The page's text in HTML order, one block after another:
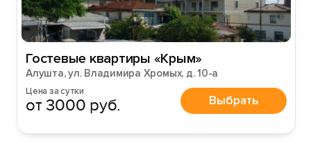
Гостевые квартиры «Крым»
Алушта, ул. Владимира Хромых, д. 10-а
Цена за сутки
от 3000 руб. Выбрать